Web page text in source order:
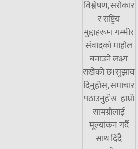
विश्लेषण, सरोकार
र राष्ट्रिय
मुद्दाहरूमा गम्भीर
संवादको माहोल
बनाउने लक्ष्य
राखेको छ।सुझाव
दिनुहोस्, समाचार
पठाउनुहोस्र हाम्रो
सामग्रीलाई
मूल्यांकन गर्दै
साथ दिँदै